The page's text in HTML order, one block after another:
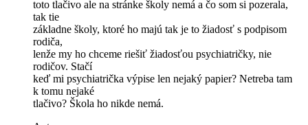
toto tlačivo ale na stránke školy nemá a čo som si pozerala,
tak tie
základne školy, ktoré ho majú tak je to žiadosť s podpisom
rodiča,
lenže my ho chceme riešiť žiadosťou psychiatričky, nie
rodičov. Stačí
keď mi psychiatrička výpise len nejaký papier? Netreba tam
k tomu nejaké
tlačivo? Škola ho nikde nemá.